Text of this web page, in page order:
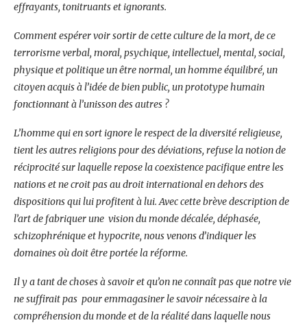
effrayants, tonitruants et ignorants.
Comment espérer voir sortir de cette culture de la mort, de ce
terrorisme verbal, moral, psychique, intellectuel, mental, social,
physique et politique un être normal, un homme équilibré, un
citoyen acquis à l’idée de bien public, un prototype humain
fonctionnant à l’unisson des autres ?
L’homme qui en sort ignore le respect de la diversité religieuse,
tient les autres religions pour des déviations, refuse la notion de
réciprocité sur laquelle repose la coexistence pacifique entre les
nations et ne croit pas au droit international en dehors des
dispositions qui lui profitent à lui. Avec cette brève description de
l’art de fabriquer une vision du monde décalée, déphasée,
schizophrénique et hypocrite, nous venons d’indiquer les
domaines où doit être portée la réforme.
Il y a tant de choses à savoir et qu’on ne connaît pas que notre vie
ne suffirait pas pour emmagasiner le savoir nécessaire à la
compréhension du monde et de la réalité dans laquelle nous